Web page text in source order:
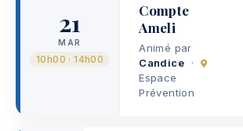
21
MAR
10h00 · 14h00
Compte
Ameli
Animé par
Candice ·
Espace
Prévention